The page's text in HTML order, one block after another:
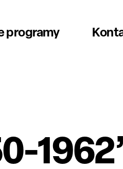
programy